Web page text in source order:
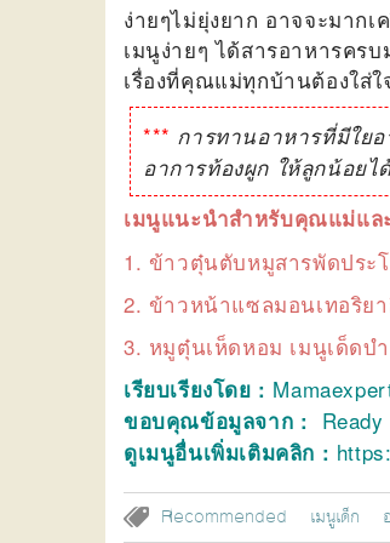
ง่ายๆไม่ยุ่งยาก อาจจะมาก
เมนูง่ายๆ ได้สารอาหารคร
เรื่องที่คุณแม่ทุกบ้านต้องใส่ใ
*** การทานอาหารที่มีใย
อาการท้องผูก ให้ลูกน้อย
เมนูแนะนำสำหรับคุณแม่แล
1. ข้าวตุ๋นตับหมูสารพัดประ
2. ข้าวหน้าแซลมอนเทอริย
3. หมูตุ๋นเห็ดหอม เมนูเด็ดบ
เรียบเรียงโดย :
ขอบคุณข้อมูลจาก :
ดูเมนูอื่นเพิ่มเติมคลิก :
Recommended เมนูเด็ก